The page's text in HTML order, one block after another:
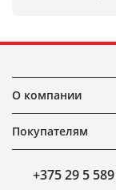
О компании
Покупателям
+375 29 5